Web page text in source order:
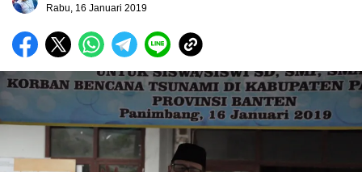
Rabu, 16 Januari 2019